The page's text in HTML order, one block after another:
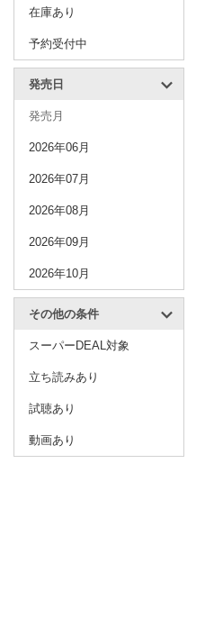
在庫あり
予約受付中
発売日
発売月
2026年06月
2026年07月
2026年08月
2026年09月
2026年10月
その他の条件
スーパーDEAL対象
立ち読みあり
試聴あり
動画あり